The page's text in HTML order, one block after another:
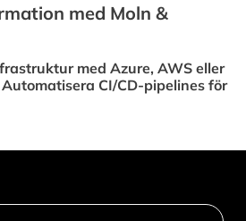
med Moln &
med Azure, AWS eller
CI/CD-pipelines för